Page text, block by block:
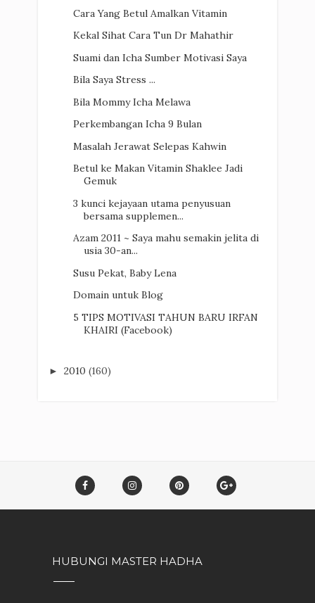
Cara Yang Betul Amalkan Vitamin
Kekal Sihat Cara Tun Dr Mahathir
Suami dan Icha Sumber Motivasi Saya
Bila Saya Stress ...
Bila Mommy Icha Melawa
Perkembangan Icha 9 Bulan
Masalah Jerawat Selepas Kahwin
Betul ke Makan Vitamin Shaklee Jadi
Gemuk
3 kunci kejayaan utama penyusuan
bersama supplemen...
Azam 2011 ~ Saya mahu semakin jelita di
usia 30-an...
Susu Pekat, Baby Lena
Domain untuk Blog
5 TIPS MOTIVASI TAHUN BARU IRFAN
KHAIRI (Facebook)
► 2010 (160)
HUBUNGI MASTER HADHA